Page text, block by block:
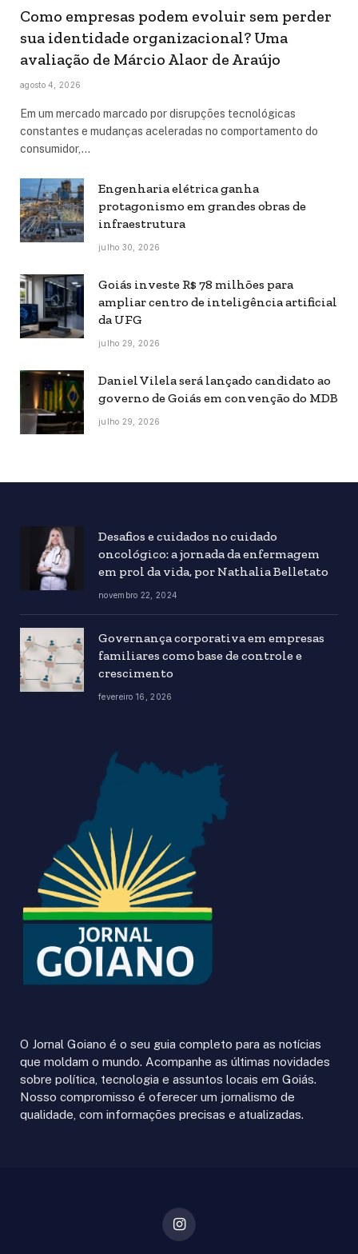
Como empresas podem evoluir sem perder
sua identidade organizacional? Uma
avaliação de Márcio Alaor de Araújo
agosto 4, 2026
Em um mercado marcado por disrupções tecnológicas
constantes e mudanças aceleradas no comportamento do
consumidor,…
Engenharia elétrica ganha
protagonismo em grandes obras de
infraestrutura
julho 30, 2026
Goiás investe R$ 78 milhões para
ampliar centro de inteligência artificial
da UFG
julho 29, 2026
Daniel Vilela será lançado candidato ao
governo de Goiás em convenção do MDB
julho 29, 2026
Desafios e cuidados no cuidado
oncológico: a jornada da enfermagem
em prol da vida, por Nathalia Belletato
novembro 22, 2024
Governança corporativa em empresas
familiares como base de controle e
crescimento
fevereiro 16, 2026
O Jornal Goiano é o seu guia completo para as notícias
que moldam o mundo. Acompanhe as últimas novidades
sobre política, tecnologia e assuntos locais em Goiás.
Nosso compromisso é oferecer um jornalismo de
qualidade, com informações precisas e atualizadas.
Instagram